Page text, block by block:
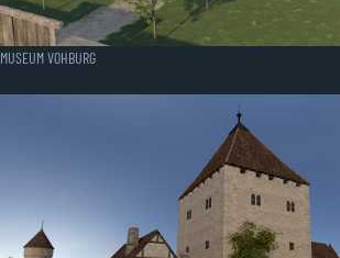
MUSEUM VOHBURG